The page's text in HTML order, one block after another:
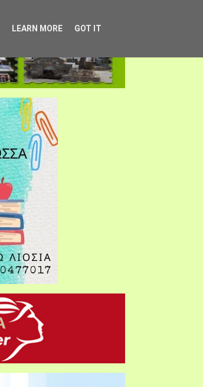
LEARN MORE GOT IT